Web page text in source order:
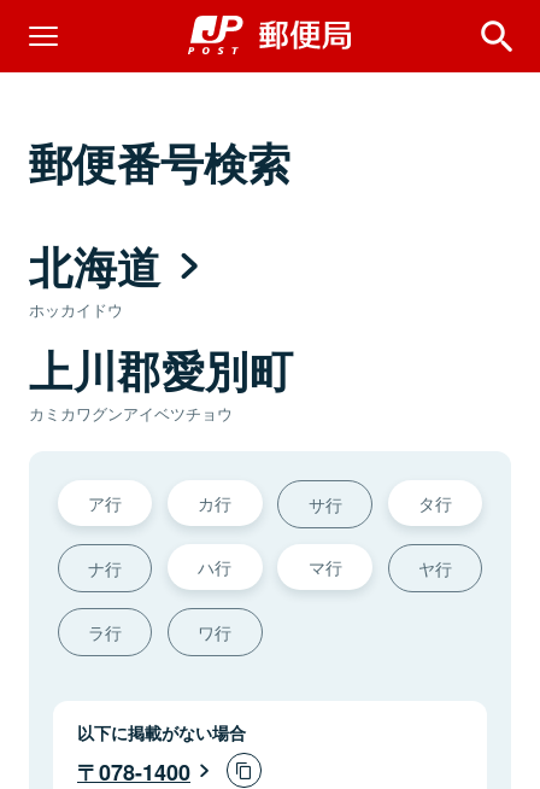
郵便番号検索
北海道
ホッカイドウ
上川郡愛別町
カミカワグンアイベツチョウ
ア行 カ行 サ行 タ行
ナ行 ハ行 マ行 ヤ行
ラ行 ワ行
以下に掲載がない場合
078-1400